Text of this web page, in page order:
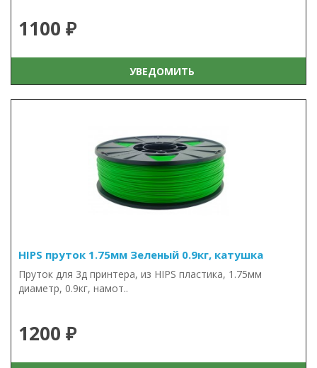
1100 ₽
УВЕДОМИТЬ
HIPS пруток 1.75мм Зеленый 0.9кг, катушка
Пруток для 3д принтера, из HIPS пластика, 1.75мм
диаметр, 0.9кг, намот..
1200 ₽